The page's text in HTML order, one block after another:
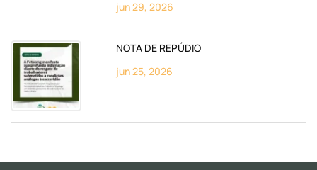
jun 29, 2026
NOTA DE REPÚDIO
jun 25, 2026